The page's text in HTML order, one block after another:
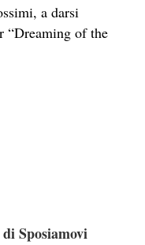
a darsi
“Dreaming of the
Sposiamovi